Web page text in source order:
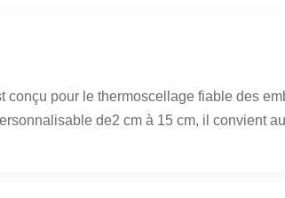
pour le thermoscellage fiable des
de2 cm à 15 cm, il convient